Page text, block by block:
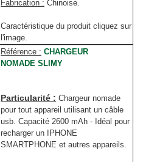
Fabrication : Chinoise.
Caractéristique du produit cliquez sur
l'image.
Référence : CHARGEUR
NOMADE SLIMY
Particularité : Chargeur nomade
pour tout appareil utilisant un câble
usb. Capacité 2600 mAh - Idéal pour
recharger un IPHONE
SMARTPHONE et autres appareils.